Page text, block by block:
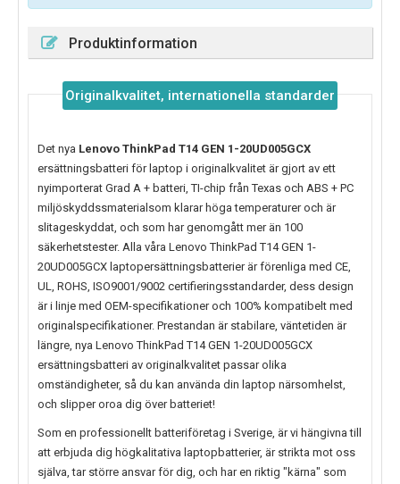
Produktinformation
Originalkvalitet, internationella standarder
Det nya Lenovo ThinkPad T14 GEN 1-20UD005GCX
ersättningsbatteri för laptop i originalkvalitet är gjort av ett
nyimporterat Grad A + batteri, TI-chip från Texas och ABS + PC
miljöskyddssmaterialsom klarar höga temperaturer och är
slitageskyddat, och som har genomgått mer än 100
säkerhetstester. Alla våra Lenovo ThinkPad T14 GEN 1-
20UD005GCX laptopersättningsbatterier är förenliga med CE,
UL, ROHS, ISO9001/9002 certifieringsstandarder, dess design
är i linje med OEM-specifikationer och 100% kompatibelt med
originalspecifikationer. Prestandan är stabilare, väntetiden är
längre, nya Lenovo ThinkPad T14 GEN 1-20UD005GCX
ersättningsbatteri av originalkvalitet passar olika
omständigheter, så du kan använda din laptop närsomhelst,
och slipper oroa dig över batteriet!
Som en professionellt batteriföretag i Sverige, är vi hängivna till
att erbjuda dig högkalitativa laptopbatterier, är strikta mot oss
själva, tar större ansvar för dig, och har en riktig "kärna" som